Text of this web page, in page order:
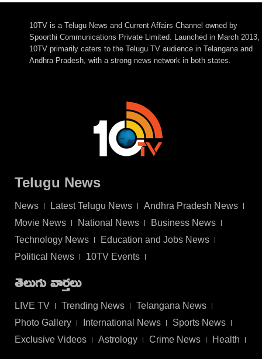
10TV is a Telugu News and Current Affairs Channel owned by
Spoorthi Communications Private Limited. Launched in March 2013,
10TV primarily caters to the Telugu TV audience in Telangana and
Andhra Pradesh, with a strong news network in both states.
Telugu News
News Latest Telugu News
Andhra Pradesh News
Movie News
National News
Business News
Technology News
Education and Jobs News
Political News
10TV Events
తెలుగు వార్తలు
LIVE TV Trending News
Telangana News
Photo Gallery
International News
Sports News
Exclusive Videos
Astrology Crime News Health